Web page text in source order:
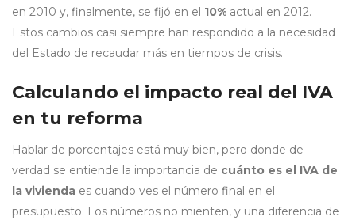
en 2010 y, finalmente, se fijó en el 10% actual en 2012.
Estos cambios casi siempre han respondido a la necesidad
del Estado de recaudar más en tiempos de crisis.
Calculando el impacto real del IVA
en tu reforma
Hablar de porcentajes está muy bien, pero donde de
verdad se entiende la importancia de cuánto es el IVA de
la vivienda es cuando ves el número final en el
presupuesto. Los números no mienten, y una diferencia de